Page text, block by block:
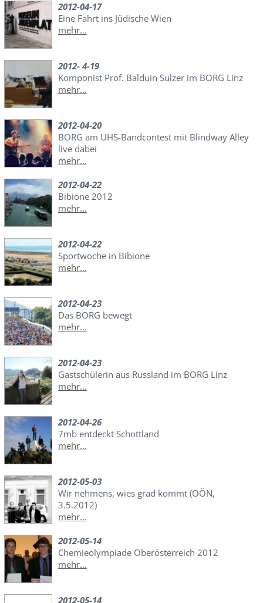
2012-04-17
Eine Fahrt ins Jüdische Wien
mehr...
2012- 4-19
Komponist Prof. Balduin Sulzer im BORG Linz
mehr...
2012-04-20
BORG am UHS-Bandcontest mit Blindway Alley
live dabei
mehr...
2012-04-22
Bibione 2012
mehr...
2012-04-22
Sportwoche in Bibione
mehr...
2012-04-23
Das BORG bewegt
mehr...
2012-04-23
Gastschülerin aus Russland im BORG Linz
mehr...
2012-04-26
7mb entdeckt Schottland
mehr...
2012-05-03
Wir nehmens, wies grad kommt (OÖN,
3.5.2012)
mehr...
2012-05-14
Chemieolympiade Oberösterreich 2012
mehr...
2012-05-14